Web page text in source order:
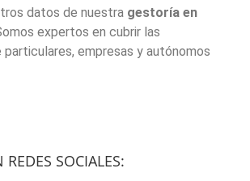
datos de nuestra gestoría en
expertos en cubrir las
empresas y autónomos
SOCIALES: